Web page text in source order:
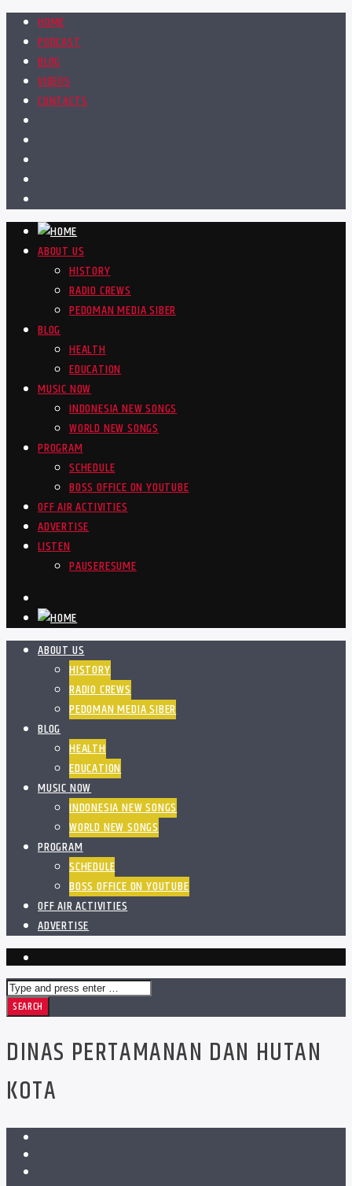
HOME
PODCAST
BLOG
VIDEOS
CONTACTS
ABOUT US
HISTORY
RADIO CREWS
PEDOMAN MEDIA SIBER
BLOG
HEALTH
EDUCATION
MUSIC NOW
INDONESIA NEW SONGS
WORLD NEW SONGS
PROGRAM
SCHEDULE
BOSS OFFICE ON YOUTUBE
OFF AIR ACTIVITIES
ADVERTISE
LISTEN
PAUSERESUME
ABOUT US
HISTORY
RADIO CREWS
PEDOMAN MEDIA SIBER
BLOG
HEALTH
EDUCATION
MUSIC NOW
INDONESIA NEW SONGS
WORLD NEW SONGS
PROGRAM
SCHEDULE
BOSS OFFICE ON YOUTUBE
OFF AIR ACTIVITIES
ADVERTISE
DINAS PERTAMANAN DAN HUTAN
KOTA